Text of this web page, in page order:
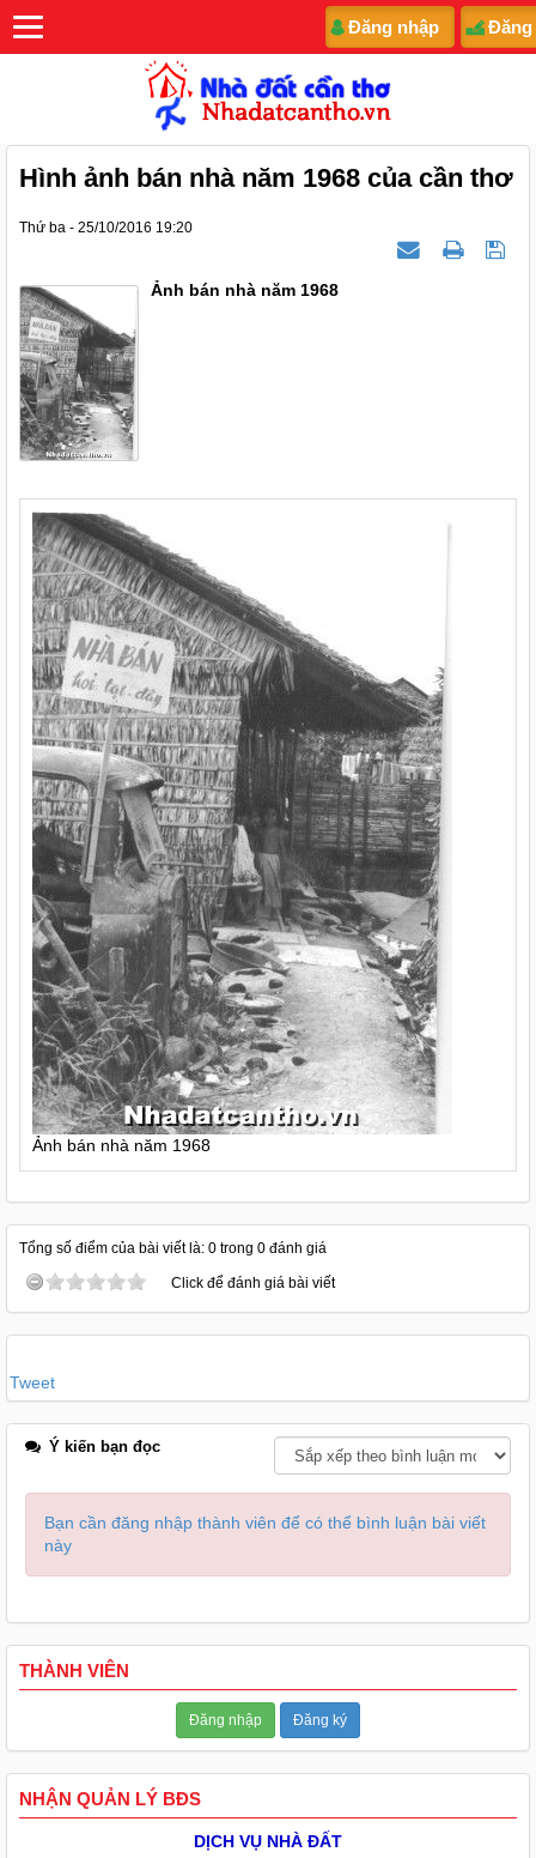
Đăng nhập Đăng
Hình ảnh bán nhà năm 1968 của cần thơ
Thứ ba - 25/10/2016 19:20
Ảnh bán nhà năm 1968
Ảnh bán nhà năm 1968
Tổng số điểm của bài viết là: 0 trong 0 đánh giá
Click để đánh giá bài viết
Tweet
Ý kiến bạn đọc
Bạn cần đăng nhập thành viên để có thể bình luận bài viết
này
THÀNH VIÊN
Đăng nhập Đăng ký
NHẬN QUẢN LÝ BĐS
DỊCH VỤ NHÀ ĐẤT